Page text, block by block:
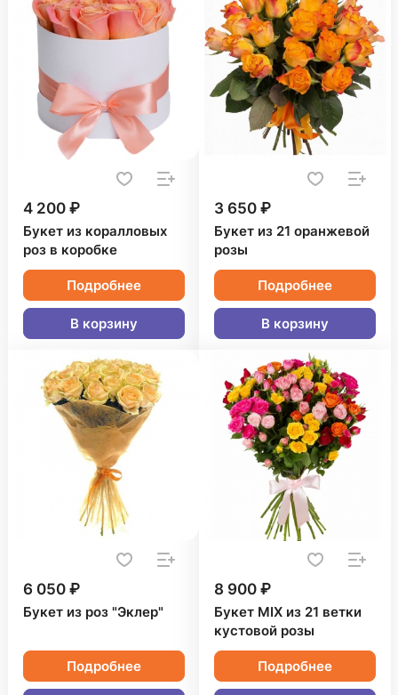
4 200 ₽
Букет из коралловых
роз в коробке
Подробнее
В корзину
3 650 ₽
Букет из 21 оранжевой
розы
Подробнее
В корзину
6 050 ₽
Букет из роз "Эклер"
Подробнее
8 900 ₽
Букет MIX из 21 ветки
кустовой розы
Подробнее